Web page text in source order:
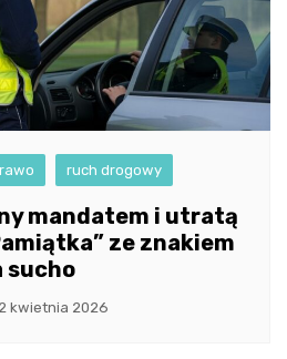
ruch drogowy
mandatem i utratą
ze znakiem
sucho
kwietnia 2026